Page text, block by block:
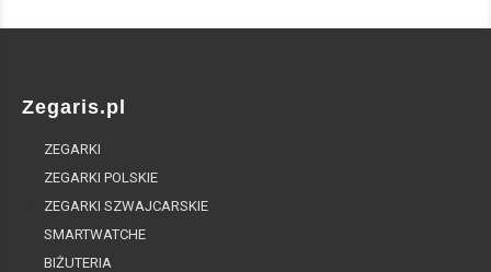
Zegaris.pl
ZEGARKI
ZEGARKI POLSKIE
ZEGARKI SZWAJCARSKIE
SMARTWATCHE
BIŻUTERIA